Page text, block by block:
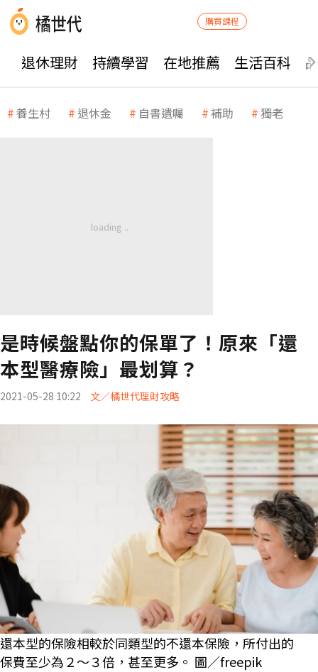
購買課程
退休理財 持續學習 在地推薦 生活百科
養生村 退休金 自書遺囑 補助 獨老
是時候盤點你的保單了！原來「還
本型醫療險」最划算？
2021-05-28 10:22 文／橘世代理財攻略
還本型的保險相較於同類型的不還本保險，所付出的
保費至少為２～３倍，甚至更多。 圖／freepik